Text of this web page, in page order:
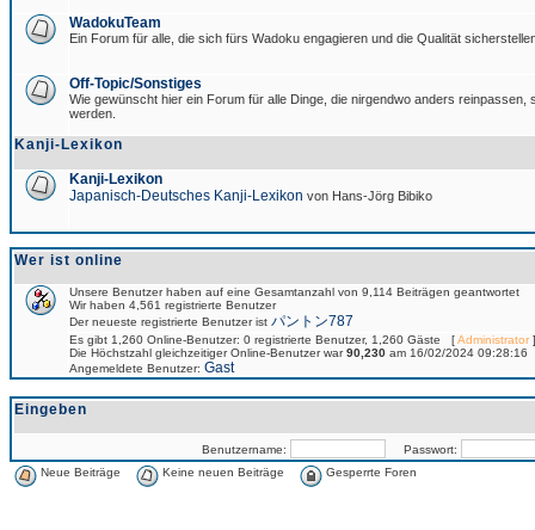
WadokuTeam
Ein Forum für alle, die sich fürs Wadoku engagieren und die Qualität
Off-Topic/Sonstiges
Wie gewünscht hier ein Forum für alle Dinge, die nirgendwo anders reinpassen,
werden.
Kanji-Lexikon
Kanji-Lexikon
Japanisch-Deutsches Kanji-Lexikon von Hans-Jörg Bibiko
Wer ist online
Unsere Benutzer haben auf eine Gesamtanzahl von 9,114 Beiträgen geantwortet
Wir haben 4,561 registrierte Benutzer
Der neueste registrierte Benutzer ist パントン787
Es gibt 1,260 Online-Benutzer: 0 registrierte Benutzer, 1,260 Gäste [Administrator
Die Höchstzahl gleichzeitiger Online-Benutzer war90,230 am 16/02/2024 09:28:16
Angemeldete Benutzer: Gast
Eingeben
Benutzername:
Passwort:
Neue Beiträge
Keine neuen Beiträge Gesperrte Foren